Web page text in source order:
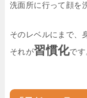
洗面所に行って顔を
そのレベルにまで、
それが習慣化です